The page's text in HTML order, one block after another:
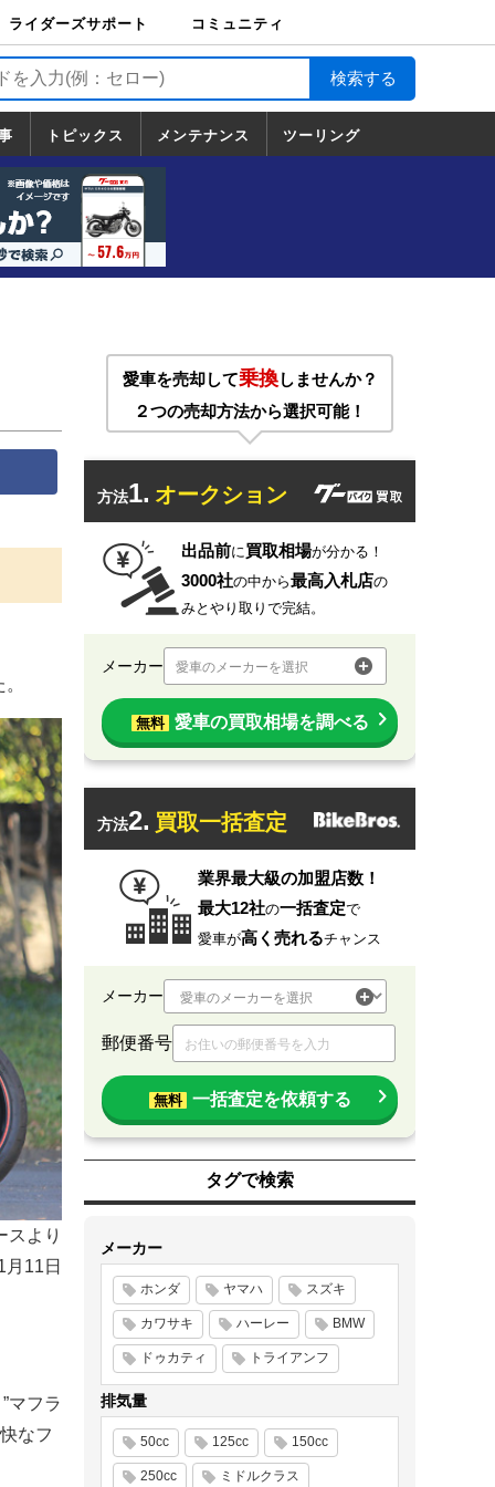
ライダーズサポート
ライダーズサポート
TOP
バイク輸送
バイクガレージライ
フ
バイク車両保険
ロードサービス
バイク試乗
コミュニティ
トピックス
トピックス
一覧
ホンダ
ヤマハ
スズキ
カワサキ
ハーレーダ
ビッドソン
BMW
ドゥカティ
トライアン
フ
メンテナンス ツーリング
スより
11日
マフラ
なフ
愛車を売却して乗換しませんか？
２つの売却方法から選択可能！
方法1. オークション
出品前に買取相場が分かる！
3000社の中から最高入札店の
みとやり取りで完結。
メーカー 愛車のメーカーを選択
無料 愛車の買取相場を調べる
方法2. 買取一括査定
業界最大級の加盟店数！
最大12社の一括査定で
愛車が高く売れるチャンス
メーカー
郵便番号
無料 一括査定を依頼する
タグで検索
メーカー
ホンダ ヤマハ スズキ
カワサキ ハーレー BMW
ドゥカティ トライアンフ
排気量
50cc 125cc 150cc
250cc ミドルクラス